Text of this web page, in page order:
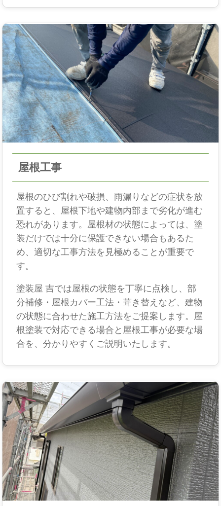
屋根工事
屋根のひび割れや破損、雨漏りなどの症状を放
置すると、屋根下地や建物内部まで劣化が進む
恐れがあります。屋根材の状態によっては、塗
装だけでは十分に保護できない場合もあるた
め、適切な工事方法を見極めることが重要で
す。
塗装屋 吉では屋根の状態を丁寧に点検し、部
分補修・屋根カバー工法・葺き替えなど、建物
の状態に合わせた施工方法をご提案します。屋
根塗装で対応できる場合と屋根工事が必要な場
合を、分かりやすくご説明いたします。